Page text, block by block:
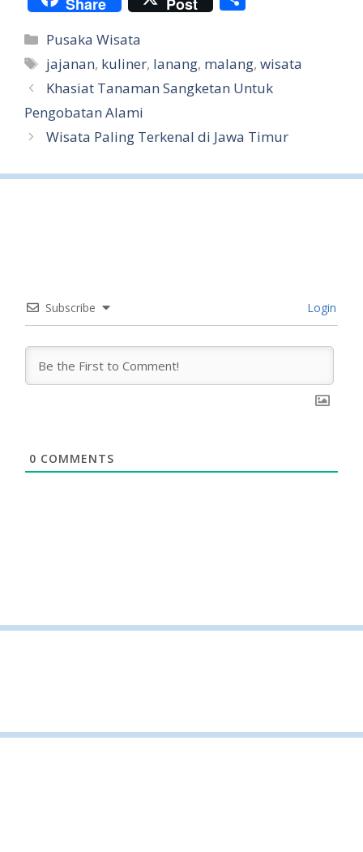
e
Categories
Pusaka Wisata
Tags
jajanan, kuliner, lanang, malang,wisata
Khasiat Tanaman Sangketan Untuk
Pengobatan Alami
Wisata Paling Terkenal di Jawa Timur
Subscribe Login
0 COMMENTS